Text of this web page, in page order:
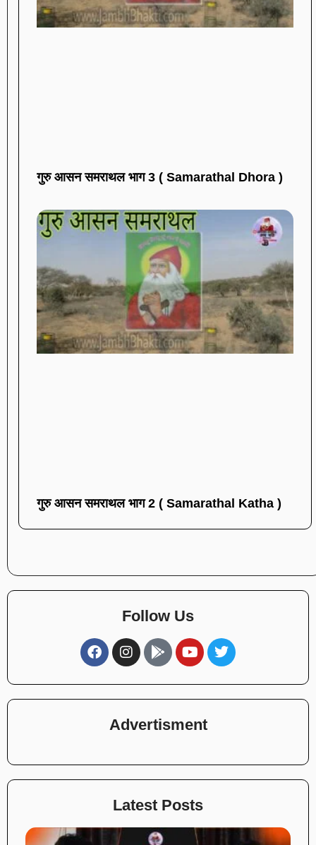
गुरु आसन समराथल भाग 3 ( Samarathal Dhora )
गुरु आसन समराथल भाग 2 ( Samarathal Katha )
Follow Us
Advertisment
Latest Posts